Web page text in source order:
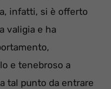
infatti, si è offerto
valigia e ha
e tenebroso a
tal punto da entrare